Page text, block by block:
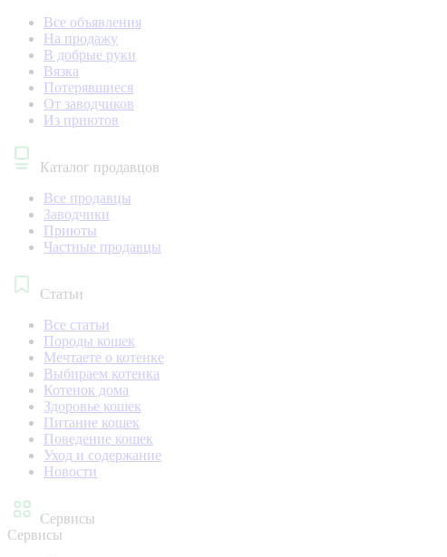
Все объявления
На продажу
В добрые руки
Вязка
Потерявшиеся
От заводчиков
Из приютов
Каталог продавцов
Все продавцы
Заводчики
Приюты
Частные продавцы
Статьи
Все статьи
Породы кошек
Мечтаете о котенке
Выбираем котенка
Котенок дома
Здоровье кошек
Питание кошек
Поведение кошек
Уход и содержание
Новости
Сервисы
Сервисы